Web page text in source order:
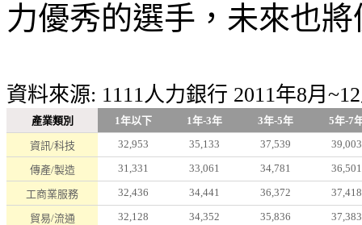
力優秀的選手，未來也
資料來源: 1111 人力銀行 2011 年8月 ~12
產業類別 1年以下 1年-3年 3年-5年 5年-7
資訊/科技 32,953 35,133 37,539 39,003
傳產/製造 31,331 33,061 34,781 36,501
工商業服務 32,436 34,441 36,372 37,418
貿易/流通 32,128 34,352 35,836 37,383